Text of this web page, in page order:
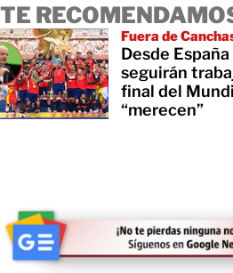
TE
Fuera de
Desde
seguirán
final del
“merecen”